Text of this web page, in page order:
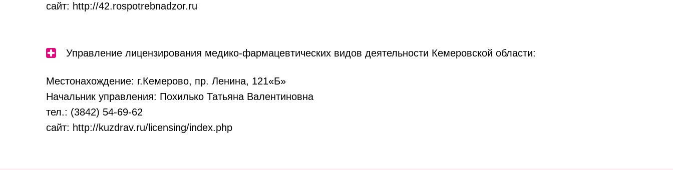
сайт: http://42.rospotrebnadzor.ru
Управление лицензирования медико-фармацевтических видов деятельности Кемеровской области:
Местонахождение: г.Кемерово, пр. Ленина, 121«Б»
Начальник управления: Похилько Татьяна Валентиновна
тел.: (3842) 54-69-62
сайт: http://kuzdrav.ru/licensing/index.php